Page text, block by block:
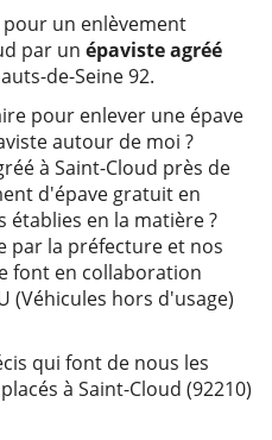
pour un enlèvement
par un épaviste agréé
de-Seine 92.
pour enlever une épave
autour de moi ?
à Saint-Cloud près de
d'épave gratuit en
établies en la matière ?
par la préfecture et nos
font en collaboration
(Véhicules hors d'usage)
qui font de nous les
à Saint-Cloud (92210)